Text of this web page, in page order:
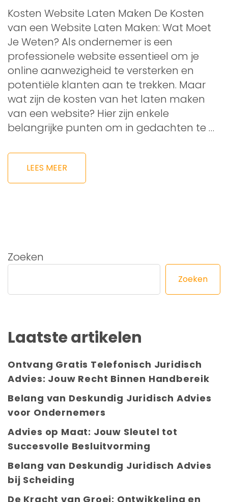
Kosten Website Laten Maken De Kosten
van een Website Laten Maken: Wat Moet
Je Weten? Als ondernemer is een
professionele website essentieel om je
online aanwezigheid te versterken en
potentiële klanten aan te trekken. Maar
wat zijn de kosten van het laten maken
van een website? Hier zijn enkele
belangrijke punten om in gedachten te …
LEES MEER
Zoeken
Zoeken
Laatste artikelen
Ontvang Gratis Telefonisch Juridisch
Advies: Jouw Recht Binnen Handbereik
Belang van Deskundig Juridisch Advies
voor Ondernemers
Advies op Maat: Jouw Sleutel tot
Succesvolle Besluitvorming
Belang van Deskundig Juridisch Advies
bij Scheiding
De Kracht van Groei: Ontwikkeling en